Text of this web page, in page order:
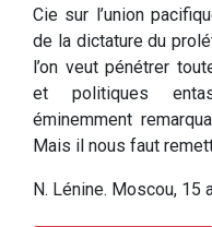
Cie sur l’union
de la dictature du
l’on veut pénétrer
et politiques
éminemment
Mais il nous faut
N. Lénine. Moscou, 15